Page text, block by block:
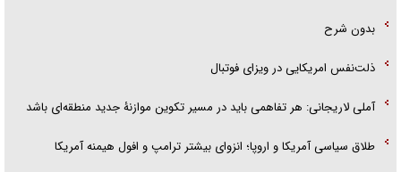
بدون شرح
ذلت‌نفس امریکایی در ویزای فوتبال
آملی لاریجانی: هر تفاهمی باید در مسیر تکوین موازنۀ جدید منطقه‌ای باشد
طلاق سیاسی آمریکا و اروپا؛ انزوای بیشتر ترامپ و افول هیمنه آمریکا